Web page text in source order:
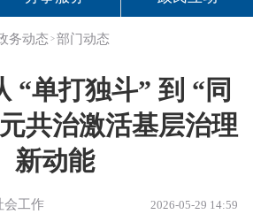
务动态 >部门动态
“单打独斗” 到 “同
共治激活基层治理
新动能
会工作
2026-05-29 14:59